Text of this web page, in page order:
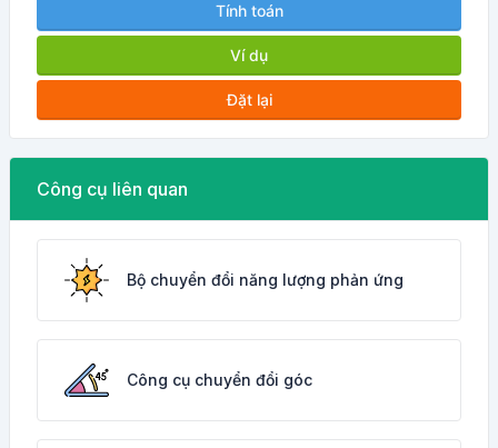
Tính toán
Ví dụ
Đặt lại
Công cụ liên quan
Bộ chuyển đổi năng lượng phản ứng
Công cụ chuyển đổi góc